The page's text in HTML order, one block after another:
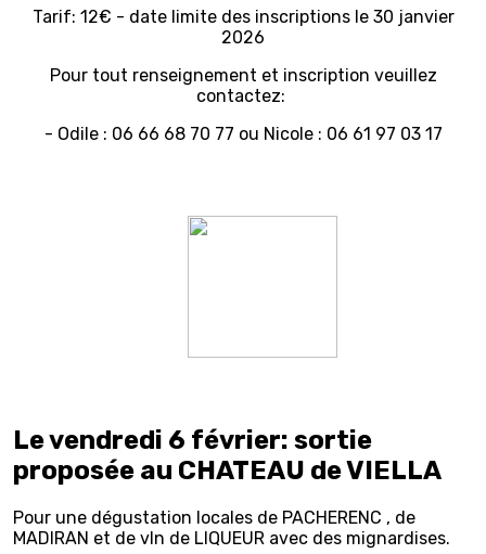
Tarif: 12€ - date limite des inscriptions le 30 janvier
2026
Pour tout renseignement et inscription veuillez
contactez:
- Odile : 06 66 68 70 77 ou Nicole : 06 61 97 03 17
Le vendredi 6 février: sortie
proposée au CHATEAU de VIELLA
Pour une dégustation locales de PACHERENC , de
MADIRAN et de vIn de LIQUEUR avec des mignardises.